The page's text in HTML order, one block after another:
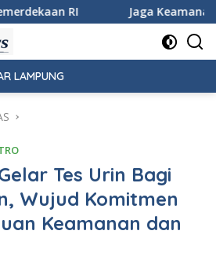
Pintu Gerbang Sumatera,
LAMPUNG
Tes Urin Bagi
Wujud Komitmen
Keamanan dan